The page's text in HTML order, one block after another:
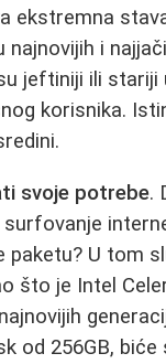
ekstremna
najnovijih i
jeftiniji ili stariji
korisnika.
svoje potrebe.
paketu? U tom
što je Intel
od 256GB, biće